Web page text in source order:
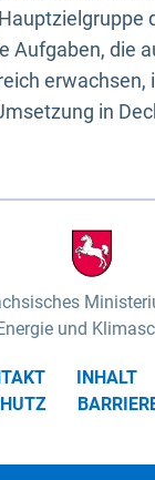
Aufgaben, die
erwachsen,
in
und
INHALT